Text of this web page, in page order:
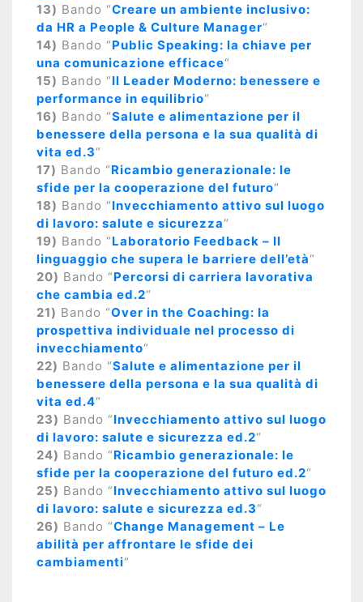
13) Bando “Creare un ambiente inclusivo:
da HR a People & Culture Manager“
14) Bando “Public Speaking: la chiave per
una comunicazione efficace“
15) Bando “Il Leader Moderno: benessere e
performance in equilibrio“
16) Bando “Salute e alimentazione per il
benessere della persona e la sua qualità di
vita ed.3“
17) Bando “Ricambio generazionale: le
sfide per la cooperazione del futuro“
18) Bando “Invecchiamento attivo sul luogo
di lavoro: salute e sicurezza“
19) Bando “Laboratorio Feedback – Il
linguaggio che supera le barriere dell’età“
20) Bando “Percorsi di carriera lavorativa
che cambia ed.2“
21) Bando “Over in the Coaching: la
prospettiva individuale nel processo di
invecchiamento“
22) Bando “Salute e alimentazione per il
benessere della persona e la sua qualità di
vita ed.4“
23) Bando “Invecchiamento attivo sul luogo
di lavoro: salute e sicurezza ed.2“
24) Bando “Ricambio generazionale: le
sfide per la cooperazione del futuro ed.2“
25) Bando “Invecchiamento attivo sul luogo
di lavoro: salute e sicurezza ed.3“
26) Bando “Change Management – Le
abilità per affrontare le sfide dei
cambiamenti“